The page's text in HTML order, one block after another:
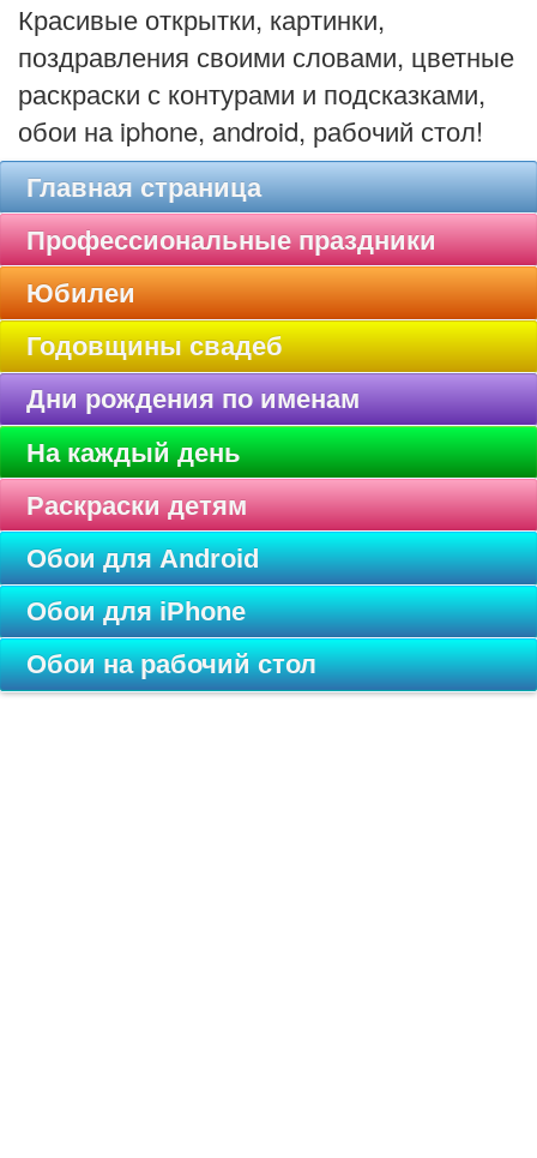
Красивые открытки, картинки,
поздравления своими словами, цветные
раскраски с контурами и подсказками,
обои на iphone, android, рабочий стол!
Главная страница
Профессиональные праздники
Юбилеи
Годовщины свадеб
Дни рождения по именам
На каждый день
Раскраски детям
Обои для Android
Обои для iPhone
Обои на рабочий стол